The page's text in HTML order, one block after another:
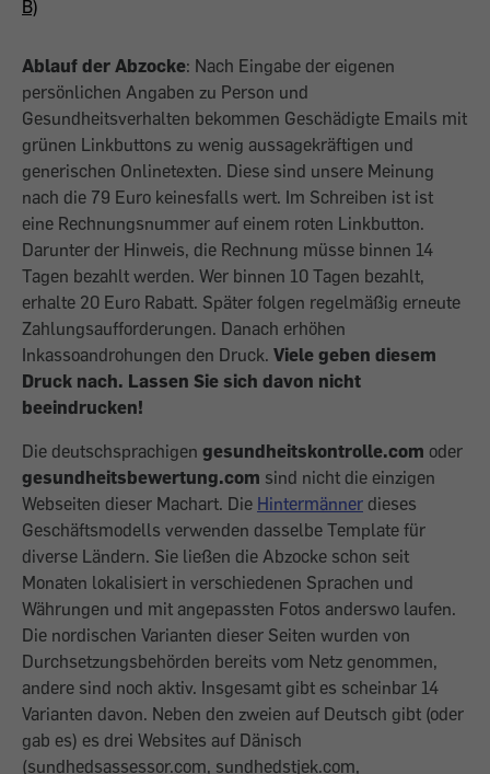
B)
Ablauf der Abzocke: Nach Eingabe der eigenen
persönlichen Angaben zu Person und
Gesundheitsverhalten bekommen Geschädigte Emails mit
grünen Linkbuttons zu wenig aussagekräftigen und
generischen Onlinetexten. Diese sind unsere Meinung
nach die 79 Euro keinesfalls wert. Im Schreiben ist ist
eine Rechnungsnummer auf einem roten Linkbutton.
Darunter der Hinweis, die Rechnung müsse binnen 14
Tagen bezahlt werden. Wer binnen 10 Tagen bezahlt,
erhalte 20 Euro Rabatt. Später folgen regelmäßig erneute
Zahlungsaufforderungen. Danach erhöhen
Inkassoandrohungen den Druck. Viele geben diesem
Druck nach. Lassen Sie sich davon nicht
beeindrucken!
Die deutschsprachigen gesundheitskontrolle.com oder
gesundheitsbewertung.com sind nicht die einzigen
Webseiten dieser Machart. Die Hintermänner dieses
Geschäftsmodells verwenden dasselbe Template für
diverse Ländern. Sie ließen die Abzocke schon seit
Monaten lokalisiert in verschiedenen Sprachen und
Währungen und mit angepassten Fotos anderswo laufen.
Die nordischen Varianten dieser Seiten wurden von
Durchsetzungsbehörden bereits vom Netz genommen,
andere sind noch aktiv. Insgesamt gibt es scheinbar 14
Varianten davon. Neben den zweien auf Deutsch gibt (oder
gab es) es drei Websites auf Dänisch
(sundhedsassessor.com, sundhedstjek.com,